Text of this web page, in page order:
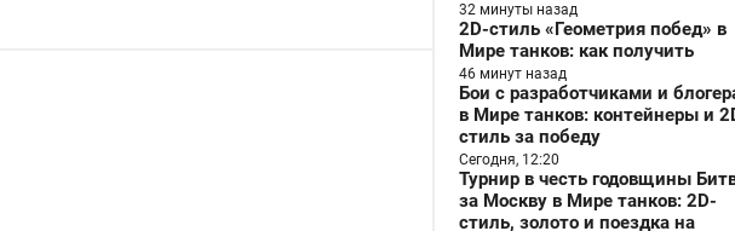
32 минуты назад
2D-стиль «Геометрия побед» в
Мире танков: как получить
46 минут назад
Бои с разработчиками и
в Мире танков: контейнеры и
стиль за победу
Сегодня, 12:20
Турнир в честь годовщины
за Москву в Мире танков: 2D-
стиль, золото и поездка на